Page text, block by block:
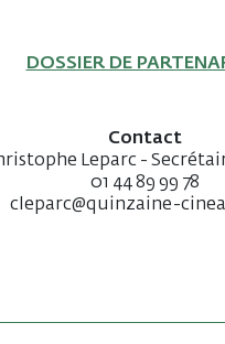
DOSSIER DE
Contact
Leparc -
01 44 89 99 78
cleparc@quinzaine-